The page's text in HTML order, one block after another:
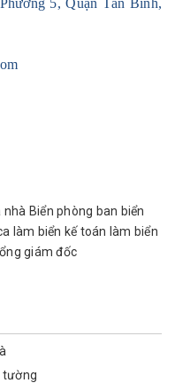
Biển phòng ban biển
làm biển kế toán làm biển
giám đốc
tường